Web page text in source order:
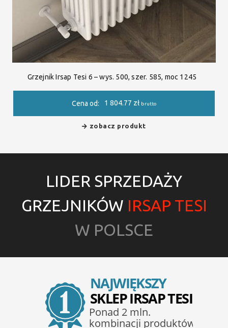
Grzejnik Irsap Tesi 6 – wys. 500, szer. 585, moc 1245
Cena od: 1 804.77 zł brutto
zobacz produkt
LIDER SPRZEDAŻY
GRZEJNIKÓW IRSAP TESI
W POLSCE